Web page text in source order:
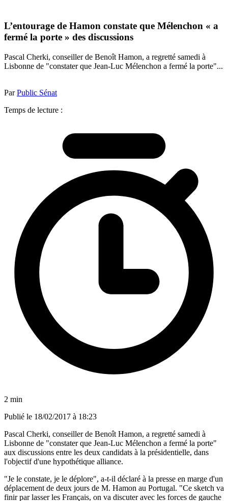
L’entourage de Hamon constate que Mélenchon « a
fermé la porte » des discussions
Pascal Cherki, conseiller de Benoît Hamon, a regretté samedi à
Lisbonne de "constater que Jean-Luc Mélenchon a fermé la porte"...
ParPublic Sénat
Temps de lecture :
2 min
Publié le 18/02/2017 à 18:23
Pascal Cherki, conseiller de Benoît Hamon, a regretté samedi à
Lisbonne de "constater que Jean-Luc Mélenchon a fermé la porte"
aux discussions entre les deux candidats à la présidentielle, dans
l'objectif d'une hypothétique alliance.
"Je le constate, je le déplore", a-t-il déclaré à la presse en marge d'un
déplacement de deux jours de M. Hamon au Portugal. "Ce sketch va
finir par lasser les Français, on va discuter avec les forces de gauche